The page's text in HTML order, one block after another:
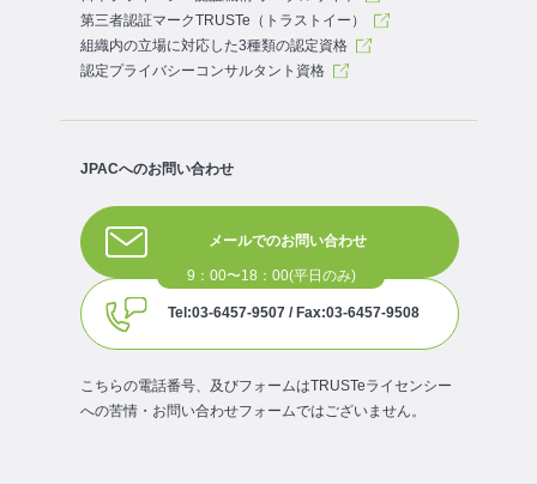
第三者認証マークTRUSTe（トラストイー）
組織内の立場に対応した3種類の認定資格
認定プライバシーコンサルタント資格
JPACへのお問い合わせ
メールでのお問い合わせ
Tel:03-6457-9507 / Fax:03-6457-9508
こちらの電話番号、及びフォームはTRUSTeライセンシー
への苦情・お問い合わせフォームではございません。